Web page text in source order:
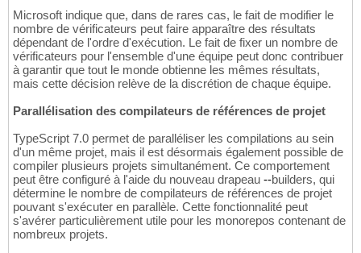
Microsoft indique que, dans de rares cas, le fait de modifier le
nombre de vérificateurs peut faire apparaître des résultats
dépendant de l'ordre d'exécution. Le fait de fixer un nombre de
vérificateurs pour l'ensemble d'une équipe peut donc contribuer
à garantir que tout le monde obtienne les mêmes résultats,
mais cette décision relève de la discrétion de chaque équipe.
Parallélisation des compilateurs de références de projet
TypeScript 7.0 permet de paralléliser les compilations au sein
d'un même projet, mais il est désormais également possible de
compiler plusieurs projets simultanément. Ce comportement
peut être configuré à l'aide du nouveau drapeau --builders, qui
détermine le nombre de compilateurs de références de projet
pouvant s'exécuter en parallèle. Cette fonctionnalité peut
s'avérer particulièrement utile pour les monorepos contenant de
nombreux projets.